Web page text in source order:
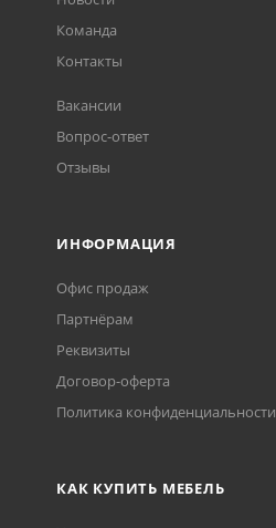
Команда
Контакты
Вакансии
Вопрос-ответ
Отзывы
ИНФОРМАЦИЯ
Офис продаж
Партнёрам
Реквизиты
Договор-оферта
Политика конфиденциальности
КАК КУПИТЬ МЕБЕЛЬ